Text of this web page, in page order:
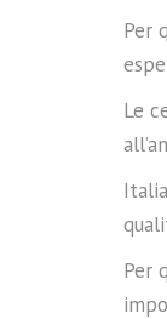
Per
Le
Per